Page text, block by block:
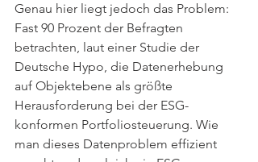
Genau hier liegt jedoch das Problem:
Fast 90 Prozent der Befragten
betrachten, laut einer Studie der
Deutsche Hypo, die Datenerhebung
auf Objektebene als größte
Herausforderung bei der ESG-
konformen Portfoliosteuerung. Wie
man dieses Datenproblem effizient